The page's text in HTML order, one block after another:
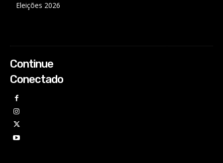
Eleições 2026
Continue
Conectado